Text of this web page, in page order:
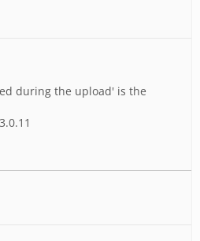
during the upload' is the